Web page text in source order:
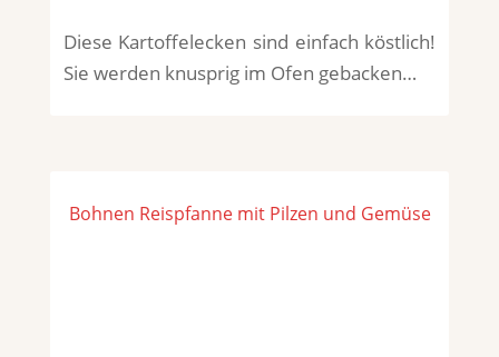
Diese Kartoffelecken sind einfach köstlich!
Sie werden knusprig im Ofen gebacken…
Bohnen Reispfanne mit Pilzen und Gemüse